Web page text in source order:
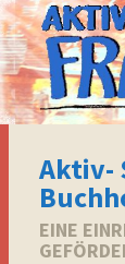
Aktiv-
EINE